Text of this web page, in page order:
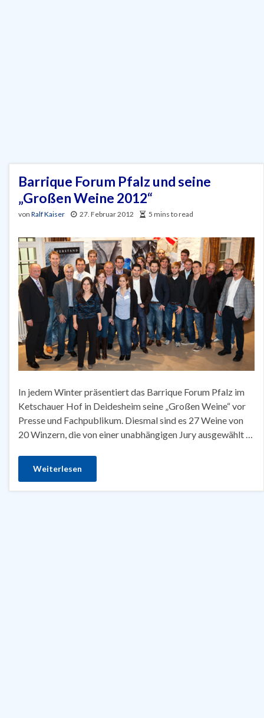
Barrique Forum Pfalz und seine
„Großen Weine 2012“
von Ralf Kaiser 27. Februar 2012 5 mins to read
In jedem Winter präsentiert das Barrique Forum Pfalz im
Ketschauer Hof in Deidesheim seine „Großen Weine“ vor
Presse und Fachpublikum. Diesmal sind es 27 Weine von
20 Winzern, die von einer unabhängigen Jury ausgewählt …
Weiterlesen